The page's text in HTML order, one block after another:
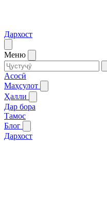
Дархост
Меню
Асосӣ
Маҳсулот
Ҳалли
Дар бора
Тамос
Блог
Дархост